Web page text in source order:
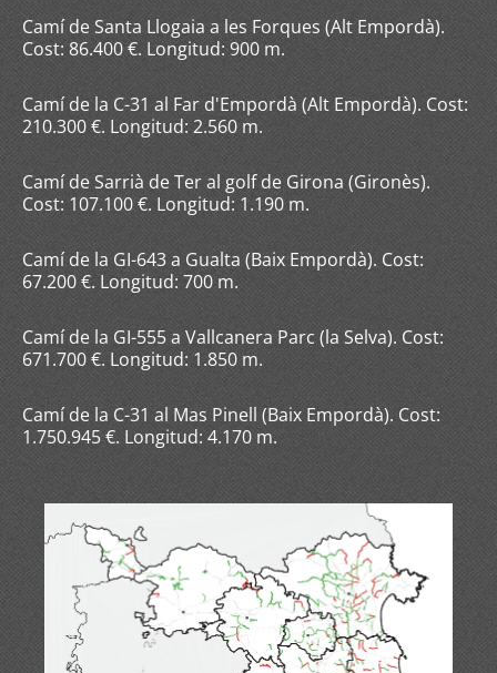
Camí de Santa Llogaia a les Forques (Alt Empordà).
Cost: 86.400 €. Longitud: 900 m.
Camí de la C-31 al Far d'Empordà (Alt Empordà). Cost:
210.300 €. Longitud: 2.560 m.
Camí de Sarrià de Ter al golf de Girona (Gironès).
Cost: 107.100 €. Longitud: 1.190 m.
Camí de la GI-643 a Gualta (Baix Empordà). Cost:
67.200 €. Longitud: 700 m.
Camí de la GI-555 a Vallcanera Parc (la Selva). Cost:
671.700 €. Longitud: 1.850 m.
Camí de la C-31 al Mas Pinell (Baix Empordà). Cost:
1.750.945 €. Longitud: 4.170 m.